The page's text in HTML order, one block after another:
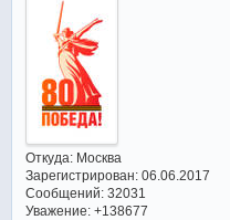
Откуда:Москва
Зарегистрирован: 06.06.2017
Сообщений:32031
Уважение: +138677